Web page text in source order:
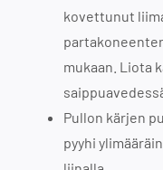
kovettunut
mukaan. Liota
Pullon kärjen
pyyhi